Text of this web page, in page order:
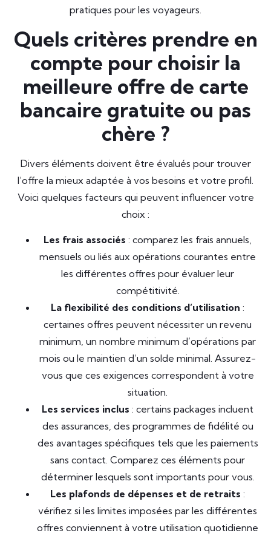
pratiques pour les voyageurs.
Quels critères prendre en
compte pour choisir la
meilleure offre de carte
bancaire gratuite ou pas
chère ?
Divers éléments doivent être évalués pour trouver
l’offre la mieux adaptée à vos besoins et votre profil.
Voici quelques facteurs qui peuvent influencer votre
choix :
Les frais associés : comparez les frais annuels,
mensuels ou liés aux opérations courantes entre
les différentes offres pour évaluer leur
compétitivité.
La flexibilité des conditions d’utilisation :
certaines offres peuvent nécessiter un revenu
minimum, un nombre minimum d’opérations par
mois ou le maintien d’un solde minimal. Assurez-
vous que ces exigences correspondent à votre
situation.
Les services inclus : certains packages incluent
des assurances, des programmes de fidélité ou
des avantages spécifiques tels que les paiements
sans contact. Comparez ces éléments pour
déterminer lesquels sont importants pour vous.
Les plafonds de dépenses et de retraits :
vérifiez si les limites imposées par les différentes
offres conviennent à votre utilisation quotidienne